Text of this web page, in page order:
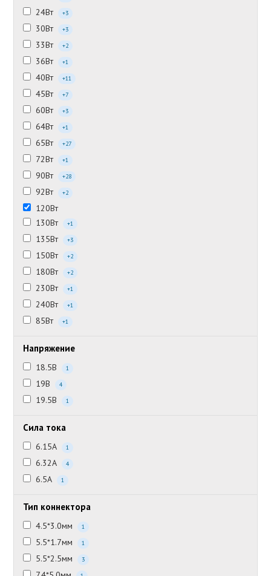
24Вт +3
30Вт +3
33Вт +2
36Вт +1
40Вт +11
45Вт +7
60Вт +3
64Вт +1
65Вт +27
72Вт +1
90Вт +28
92Вт +2
120Вт
130Вт
+1
135Вт +3
150Вт +2
180Вт +2
230Вт +1
240Вт +1
85Вт +1
Напряжение
18.5В 1
19В 4
19.5В 1
Сила тока
6.15А 1
6.32А 4
6.5А 1
Тип коннектора
4.5*3.0мм 1
5.5*1.7мм 1
5.5*2.5мм 3